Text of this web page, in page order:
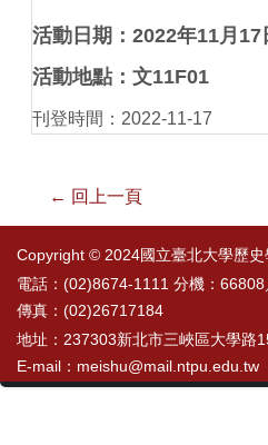
活動日期：2022年11月
活動地點：文11F01
刊登時間：2022-11-17
← 回上一頁
Copyright © 2024國立臺北大學歷
電話：(02)8674-1111 分機：66808
傳真：(02)26717184
地址：237303新北市三峽區大學路
E-mail：meishu@mail.ntpu.edu.tw